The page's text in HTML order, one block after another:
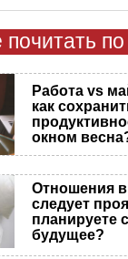
Работа vs
как
окном
Отношения
следует
планируете
будущее?